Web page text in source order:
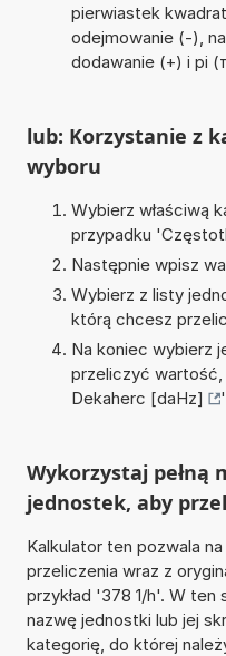
pierwiastek
odejmowanie (-),
dodawanie (+) i pi
lub: Korzystanie z
wyboru
Wybierz właściwą
przypadku '
Następnie wpisz
Wybierz z listy
którą chcesz
Na koniec wybierz
przeliczyć
Dekaherc [daHz]
Wykorzystaj pełną
jednostek, aby
Kalkulator ten pozwala
przeliczenia wraz z
przykład '378 1/h'. W ten
nazwę jednostki lub jej
kategorię, do której